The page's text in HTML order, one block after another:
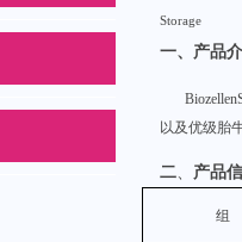
一、 产品
以及优级胎
二、 产品
组